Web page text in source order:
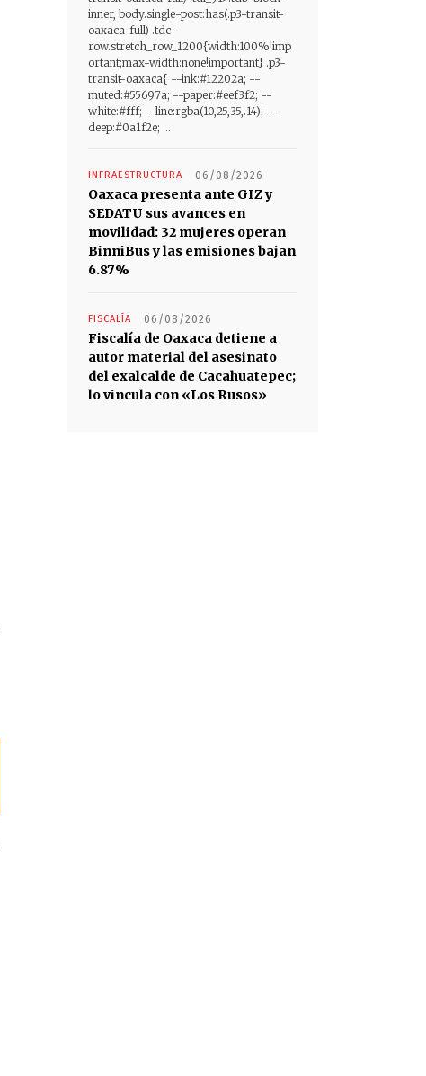
inner, body.single-post:has(.p3-transit-
oaxaca-full) .tdc-
row.stretch_row_1200{width:100%!imp
ortant;max-width:none!important} .p3-
transit-oaxaca{ --ink:#12202a; --
muted:#55697a; --paper:#eef3f2; --
white:#fff; --line:rgba(10,25,35,.14); --
deep:#0a1f2e; ...
INFRAESTRUCTURA 06/08/2026
Oaxaca presenta ante GIZ y
SEDATU sus avances en
movilidad: 32 mujeres operan
BinniBus y las emisiones bajan
6.87%
FISCALÍA 06/08/2026
Fiscalía de Oaxaca detiene a
autor material del asesinato
del exalcalde de Cacahuatepec;
lo vincula con «Los Rusos»